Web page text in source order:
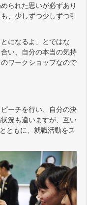
られた思いが必ずあり
、少しずつ少しずつ引
になるよ」とではな
い、自分の本当の気持
ワークショップなので
ーチを行い、自分の決
況も違いますが、互い
ともに、就職活動をス